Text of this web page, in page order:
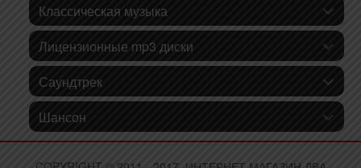
Классическая музыка
Лицензионные mp3 диски
Саундтрек
Шансон